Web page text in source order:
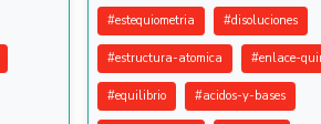
#estequiometria #disoluciones
#estructura-atomica #enlace-
#equilibrio #acidos-y-bases